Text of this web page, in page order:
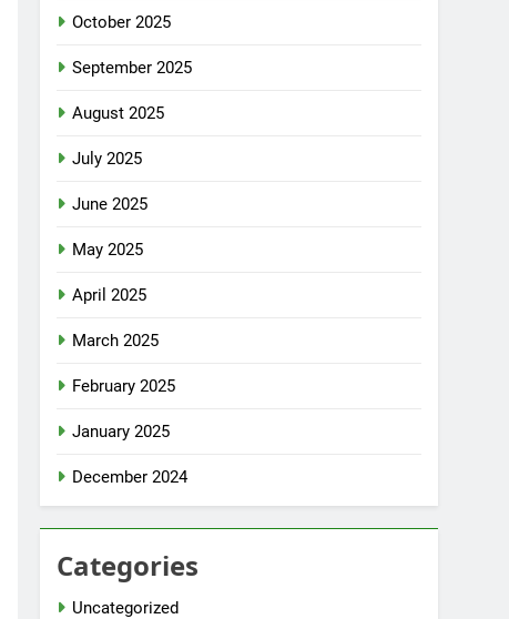
October 2025
September 2025
August 2025
July 2025
June 2025
May 2025
April 2025
March 2025
February 2025
January 2025
December 2024
Categories
Uncategorized